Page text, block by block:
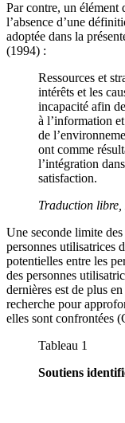
Par contre, un élément
l’absence d’une
adoptée dans la
(1994) :
Ressources et
intérêts et les
incapacité afin
à l’information
de
ont comme
l’intégration
satisfaction.
Traduction libre,
Une seconde limite des
personnes utilisatrices
potentielles entre les
des personnes
dernières est de plus
recherche pour
elles sont confrontées
Tableau 1
Soutiens